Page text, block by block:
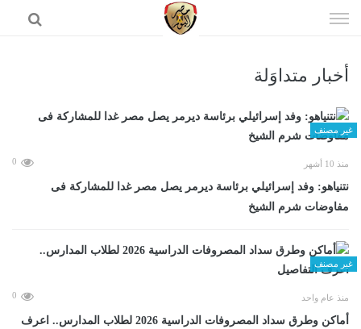
الى
أخبار متداوَلة
غير مصنف
منذ 10 أشهر 0
نتنياهو: وفد إسرائيلي برئاسة ديرمر يصل مصر غدا للمشاركة فى
مفاوضات شرم الشيخ
غير مصنف
منذ عام واحد 0
أماكن وطرق سداد المصروفات الدراسية 2026 لطلاب المدارس.. اعرف